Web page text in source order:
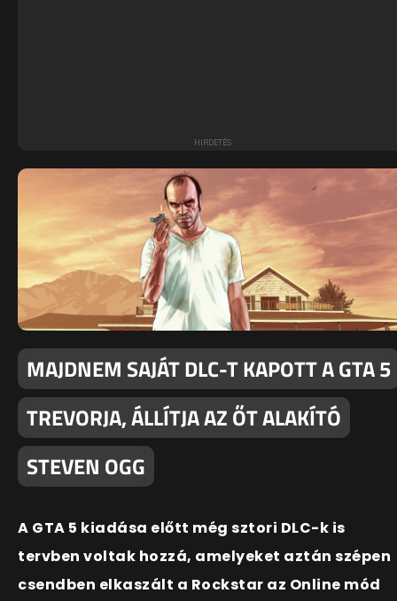
MAJDNEM SAJÁT DLC-T KAPOTT A GTA 5
TREVORJA, ÁLLÍTJA AZ ŐT ALAKÍTÓ
STEVEN OGG
A GTA 5 kiadása előtt még sztori DLC-k is
tervben voltak hozzá, amelyeket aztán szépen
csendben elkaszált a Rockstar az Online mód